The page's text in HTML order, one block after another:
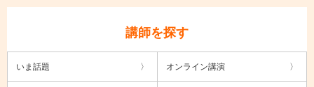
講師を探す
いま話題 オンライン講演